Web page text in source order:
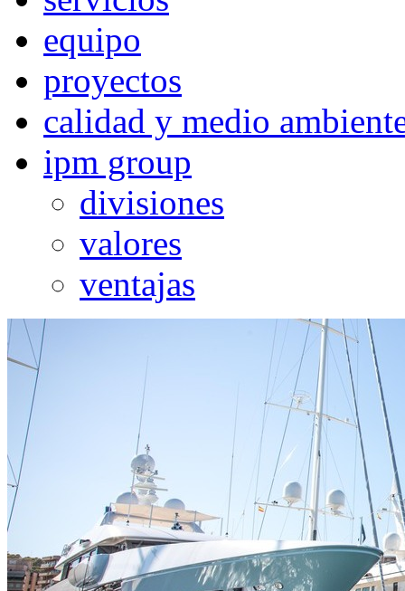
equipo
proyectos
calidad y medio
ipm group
divisiones
valores
ventajas